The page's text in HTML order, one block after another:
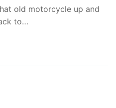
old motorcycle up and
to…